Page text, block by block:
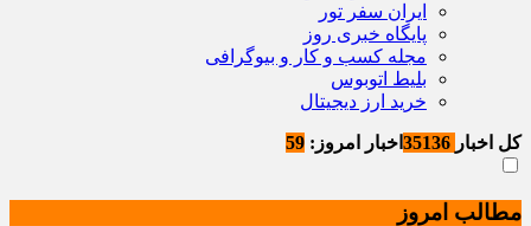
ایران سفر تور
پایگاه خبری روز
مجله کسب و کار و بیوگرافی
بلیط اتوبوس
خرید ارز دیجیتال
کل اخبار اخبار امروز: 59
مطالب امروز